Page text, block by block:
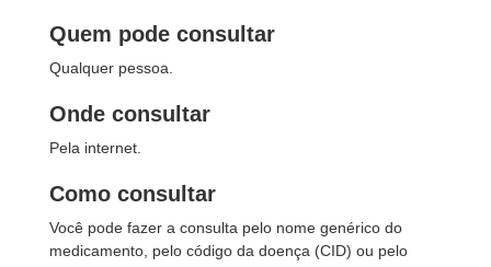
Quem pode consultar
Qualquer pessoa.
Onde consultar
Pela internet.
Como consultar
Você pode fazer a consulta pelo nome genérico do
medicamento, pelo código da doença (CID) ou pelo